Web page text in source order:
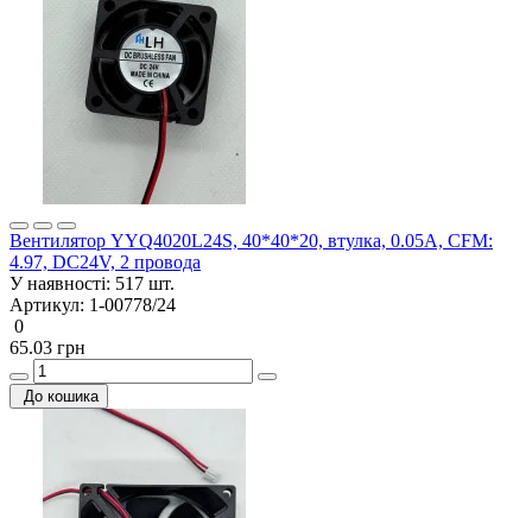
Вентилятор YYQ4020L24S, 40*40*20, втулка, 0.05A, CFM:
4.97, DC24V, 2 провода
У наявності: 517 шт.
Артикул: 1-00778/24
0
65.03 грн
До кошика